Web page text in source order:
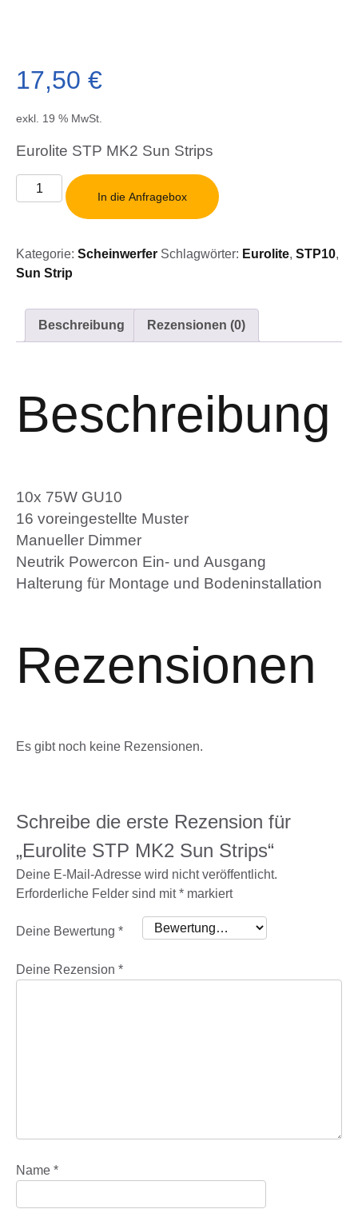
17,50 €
exkl. 19 % MwSt.
Eurolite STP MK2 Sun Strips
Eurolite
STP
Strips
Menge
In die Anfragebox
Kategorie: Scheinwerfer Schlagwörter: Eurolite, STP10,
Sun Strip
Beschreibung Rezensionen (0)
Beschreibung
10x 75W GU10
16 voreingestellte Muster
Manueller Dimmer
Neutrik Powercon Ein- und Ausgang
Halterung für Montage und Bodeninstallation
Rezensionen
Es gibt noch keine Rezensionen.
Schreibe die erste Rezension für
„Eurolite STP MK2 Sun Strips“
Deine E-Mail-Adresse wird nicht veröffentlicht.
Erforderliche Felder sind mit* markiert
Deine Bewertung *
Deine Rezension *
Name *